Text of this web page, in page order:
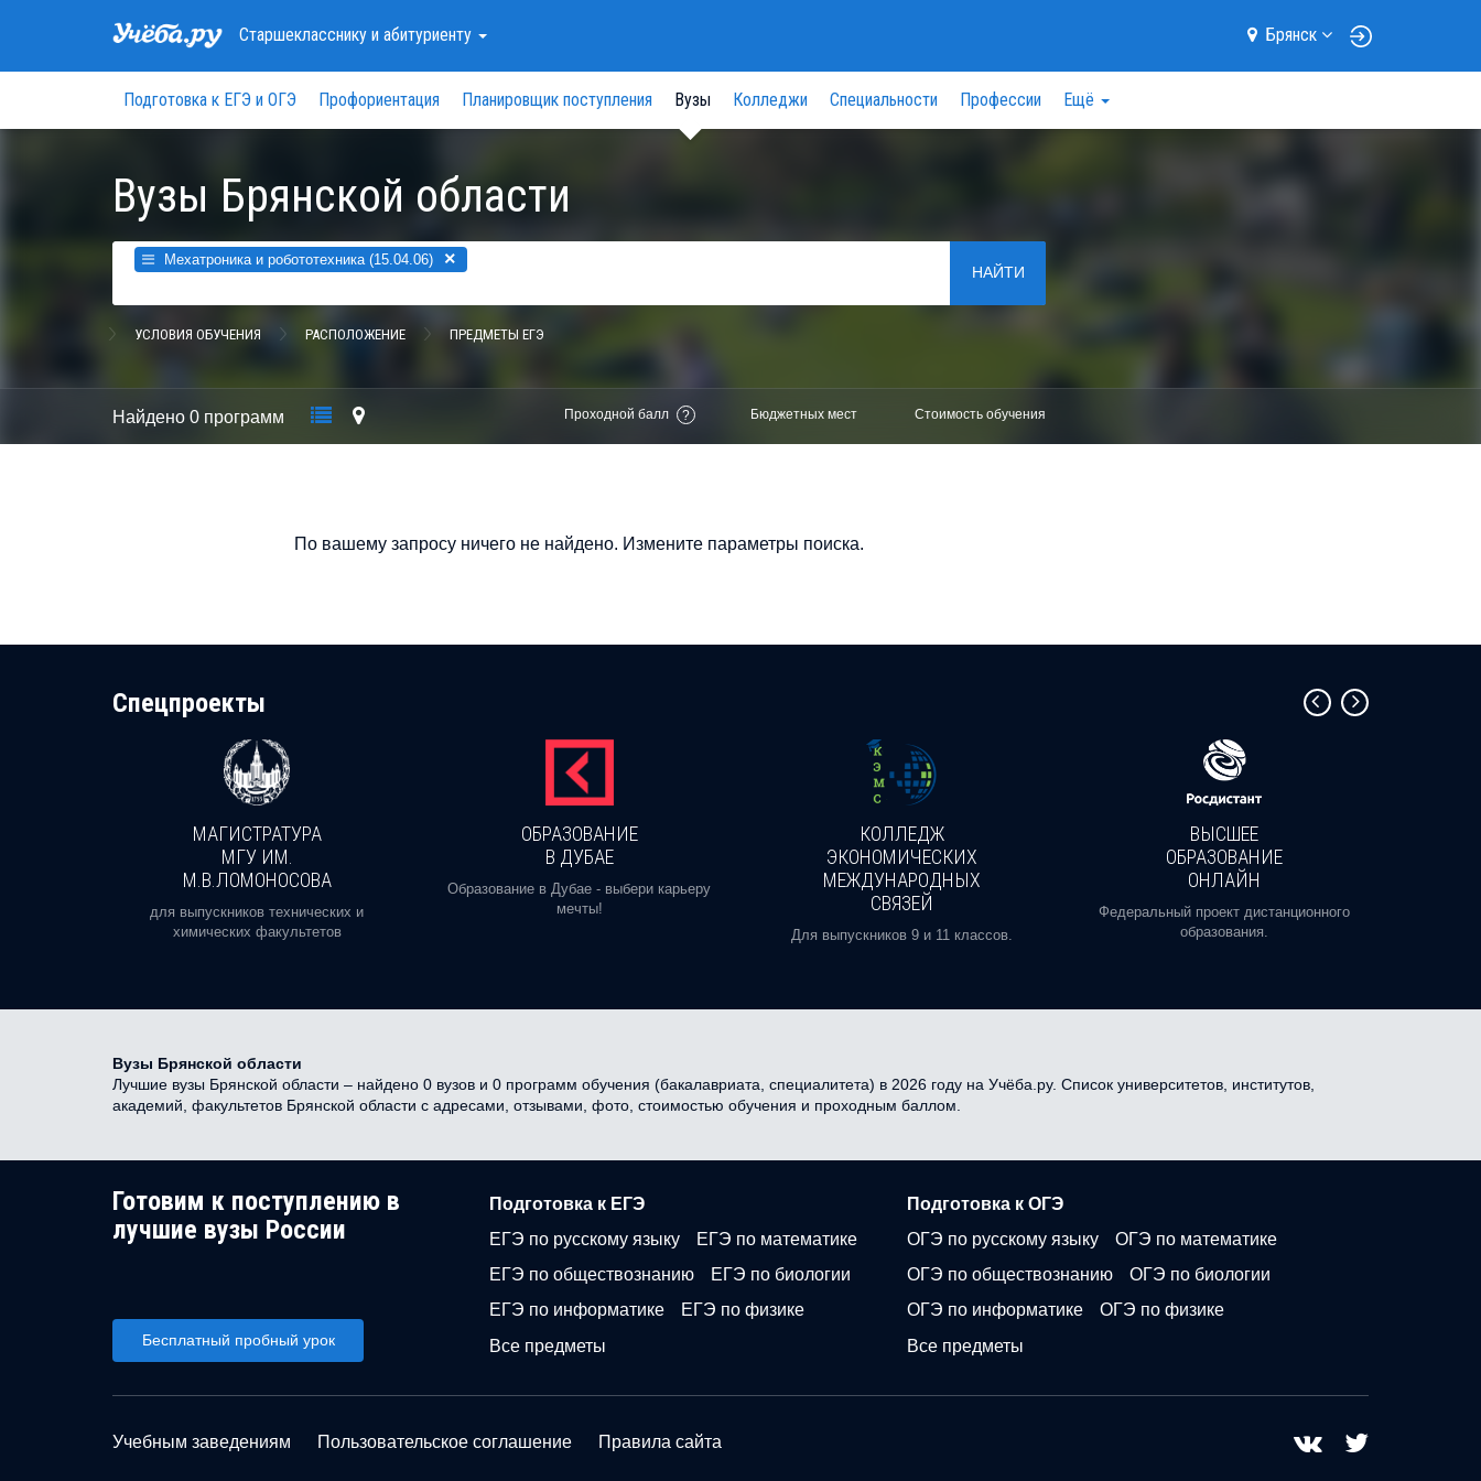
Старшеклассникуи абитуриенту Брянск
Подготовка к ЕГЭ и ОГЭ Профориентация Планировщик поступления Вузы Колледжи Специальности Профессии Ещё
Вузы Брянской области
Мехатроника и робототехника (15.04.06) ×
НАЙТИ
УСЛОВИЯ ОБУЧЕНИЯ РАСПОЛОЖЕНИЕ ПРЕДМЕТЫ ЕГЭ
Найдено 0 программ Проходной балл ? Бюджетных мест Стоимость обучения
По вашему запросу ничего не найдено. Измените параметры поиска.
Cпецпроекты
МАГИСТРАТУРА
МГУ ИМ.
М.В.ЛОМОНОСОВА
для выпускников технических и
химических факультетов
ОБРАЗОВАНИЕ
В ДУБАЕ
Образование в Дубае - выбери карьеру
мечты!
КОЛЛЕДЖ
ЭКОНОМИЧЕСКИХ
МЕЖДУНАРОДНЫХ
СВЯЗЕЙ
Для выпускников 9 и 11 классов.
ВЫСШЕЕ
ОБРАЗОВАНИЕ
ОНЛАЙН
Федеральный проект дистанционного
образования.
Вузы Брянской области
Лучшие вузы Брянской области – найдено 0 вузов и 0 программ обучения (бакалавриата, специалитета) в 2026 году на Учёба.ру. Список университетов, институтов,
академий, факультетов Брянской области с адресами, отзывами, фото, стоимостью обучения и проходным баллом.
Готовим к поступлению в
лучшие вузы России
Бесплатный пробный урок
Подготовка к ЕГЭ
ЕГЭ по русскому языку
ЕГЭ по математике
ЕГЭ по обществознанию
ЕГЭ по биологии
ЕГЭ по информатике
ЕГЭ по физике
Все предметы
Подготовка к ОГЭ
ОГЭ по русскому языку
ОГЭ по математике
ОГЭ по обществознанию
ОГЭ по биологии
ОГЭ по информатике
ОГЭ по физике
Все предметы
Учебным заведениям Пользовательское соглашение Правила сайта